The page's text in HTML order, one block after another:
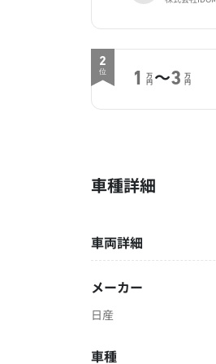
2
位 1 万
円 ～3 万
円
車種詳細
車両詳細
メーカー
日産
車種